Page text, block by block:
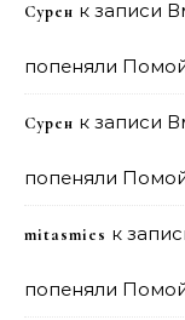
Сурен к записи
попеняли
Сурен к записи
попеняли
mitasmies к
попеняли